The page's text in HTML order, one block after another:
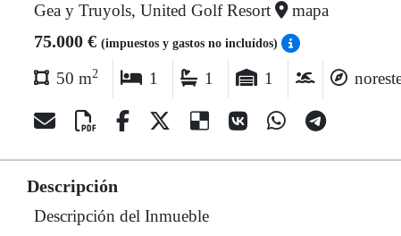
Gea y Truyols, United Golf Resort mapa
75.000 € (impuestos y gastos no incluídos)
50 m2 1 1 1
Descripción
Descripción del Inmueble